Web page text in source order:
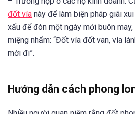
đốt vía này để làm biện pháp giãi
xấu để đón một ngày mới buôn
miệng nhẩm: “Đốt vía đốt van, vía
mời đi”.
Hướng dẫn cách phong